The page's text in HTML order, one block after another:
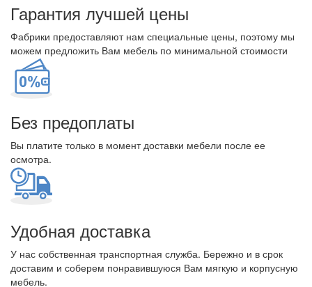
Гарантия лучшей цены
Фабрики предоставляют нам специальные цены, поэтому мы
можем предложить Вам мебель по минимальной стоимости
Без предоплаты
Вы платите только в момент доставки мебели после ее
осмотра.
Удобная доставка
У нас собственная транспортная служба. Бережно и в срок
доставим и соберем понравившуюся Вам мягкую и корпусную
мебель.